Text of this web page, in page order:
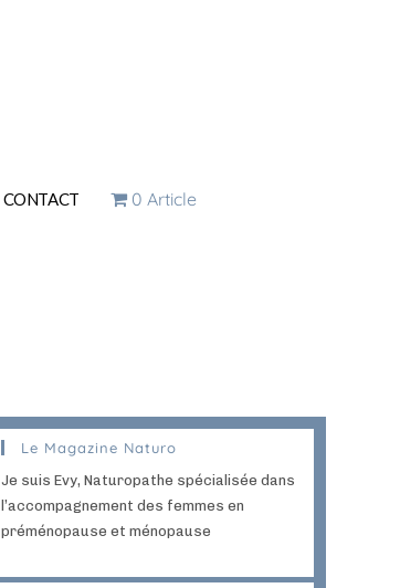
CONTACT 0 Article
Le Magazine Naturo
Je suis Evy, Naturopathe spécialisée dans
l’accompagnement des femmes en
préménopause et ménopause